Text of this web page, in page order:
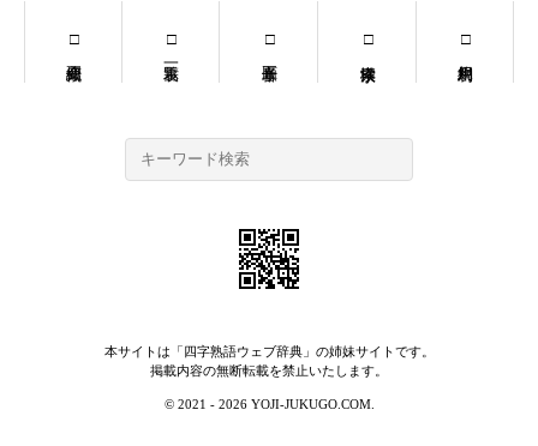
本サイトは「 四字熟語ウェブ辞典」の姉妹サイトです。
掲載内容の無断転載を禁止いたします。
© 2021 - 2026 YOJI-JUKUGO.COM.